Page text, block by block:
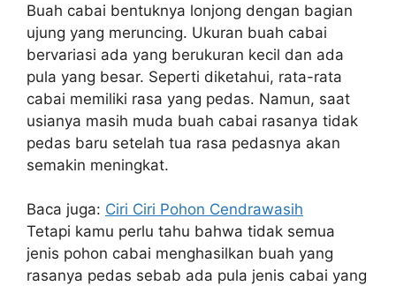
Buah cabai bentuknya lonjong dengan bagian
ujung yang meruncing. Ukuran buah cabai
bervariasi ada yang berukuran kecil dan ada
pula yang besar. Seperti diketahui, rata-rata
cabai memiliki rasa yang pedas. Namun, saat
usianya masih muda buah cabai rasanya tidak
pedas baru setelah tua rasa pedasnya akan
semakin meningkat.
Baca juga: Ciri Ciri Pohon Cendrawasih
Tetapi kamu perlu tahu bahwa tidak semua
jenis pohon cabai menghasilkan buah yang
rasanya pedas sebab ada pula jenis cabai yang